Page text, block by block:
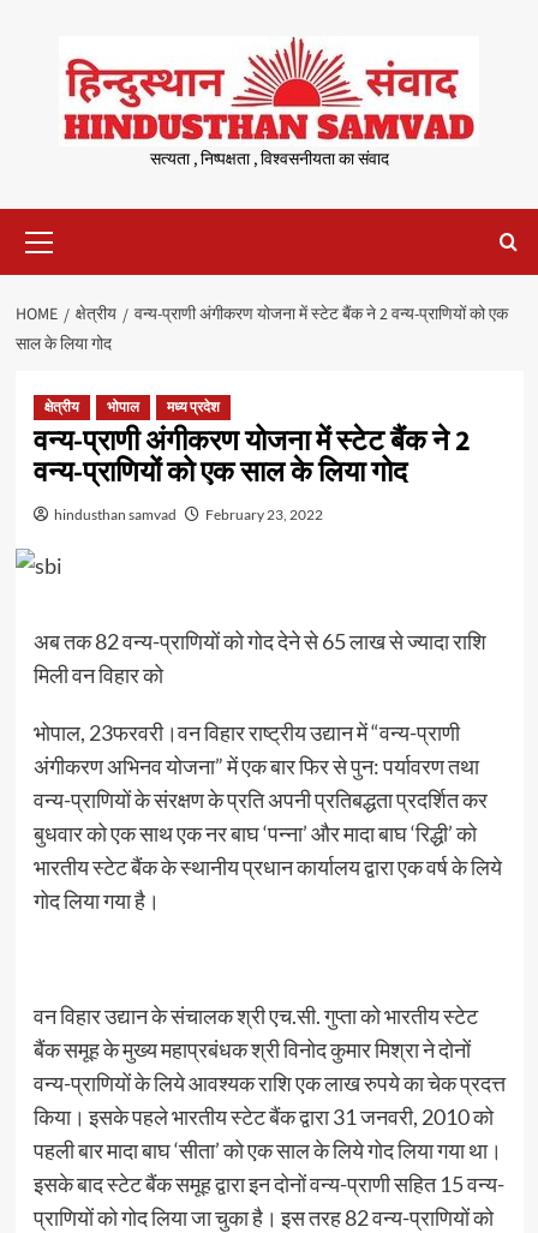
content
सत्यता , निष्पक्षता , विश्वसनीयता का संवाद
Menu
HOME क्षेत्रीय
वन्य-प्राणी अंगीकरण योजना में स्टेट बैंक ने 2 वन्य-प्राणियों को एक
साल के लिया गोद
क्षेत्रीय भोपाल मध्य प्रदेश
वन्य-प्राणी अंगीकरण योजना में स्टेट बैंक ने 2
वन्य-प्राणियों को एक साल के लिया गोद
hindusthan samvad February 23, 2022
अब तक 82 वन्य-प्राणियों को गोद देने से 65 लाख से ज्यादा राशि
मिली वन विहार को
भोपाल, 23फरवरी।वन विहार राष्ट्रीय उद्यान में “वन्य-प्राणी
अंगीकरण अभिनव योजना” में एक बार फिर से पुन: पर्यावरण तथा
वन्य-प्राणियों के संरक्षण के प्रति अपनी प्रतिबद्धता प्रदर्शित कर
बुधवार को एक साथ एक नर बाघ ‘पन्ना’ और मादा बाघ ‘रिद्धी’ को
भारतीय स्टेट बैंक के स्थानीय प्रधान कार्यालय द्वारा एक वर्ष के लिये
गोद लिया गया है।
वन विहार उद्यान के संचालक श्री एच.सी. गुप्ता को भारतीय स्टेट
बैंक समूह के मुख्य महाप्रबंधक श्री विनोद कुमार मिश्रा ने दोनों
वन्य-प्राणियों के लिये आवश्यक राशि एक लाख रुपये का चेक प्रदत्त
किया। इसके पहले भारतीय स्टेट बैंक द्वारा 31 जनवरी, 2010 को
पहली बार मादा बाघ ‘सीता’ को एक साल के लिये गोद लिया गया था।
इसके बाद स्टेट बैंक समूह द्वारा इन दोनों वन्य-प्राणी सहित 15 वन्य-
प्राणियों को गोद लिया जा चुका है। इस तरह 82 वन्य-प्राणियों को